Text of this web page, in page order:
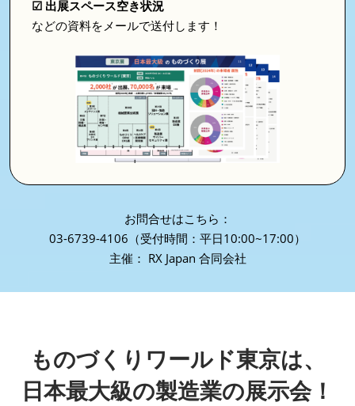
☑ 出展スペース空き状況
などの資料をメールで送付します！
お問合せはこちら：
03-6739-4106（受付時間：平日10:00~17:00）
主催： RX Japan 合同会社
ものづくりワールド東京は、
日本最大級の製造業の展示会！